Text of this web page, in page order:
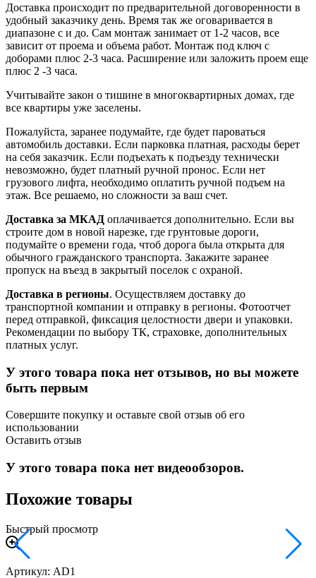
Доставка происходит по предварительной договоренности в
удобный заказчику день. Время так же оговаривается в
диапазоне с и до. Сам монтаж занимает от 1-2 часов, все
зависит от проема и объема работ. Монтаж под ключ с
доборами плюс 2-3 часа. Расширение или заложить проем еще
плюс 2 -3 часа.
Учитывайте закон о тишине в многоквартирных домах, где
все квартиры уже заселены.
Пожалуйста, заранее подумайте, где будет пароваться
автомобиль доставки. Если парковка платная, расходы берет
на себя заказчик. Если подъехать к подъезду технически
невозможно, будет платный ручной пронос. Если нет
грузового лифта, необходимо оплатить ручной подъем на
этаж. Все решаемо, но сложности за ваш счет.
Доставка за МКАД оплачивается дополнительно. Если вы
строите дом в новой нарезке, где грунтовые дороги,
подумайте о времени года, чтоб дорога была открыта для
обычного гражданского транспорта. Закажите заранее
пропуск на въезд в закрытый поселок с охраной.
Доставка в регионы. Осуществляем доставку до
транспортной компании и отправку в регионы. Фотоотчет
перед отправкой, фиксация целостности двери и упаковки.
Рекомендации по выбору ТК, страховке, дополнительных
платных услуг.
У этого товара пока нет отзывов, но вы можете
быть первым
Совершите покупку и оставьте свой отзыв об его
использовании
Оставить отзыв
У этого товара пока нет видеообзоров.
Похожие товары
Быстрый просмотр
Артикул: AD1